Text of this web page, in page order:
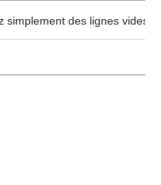
des lignes vides.